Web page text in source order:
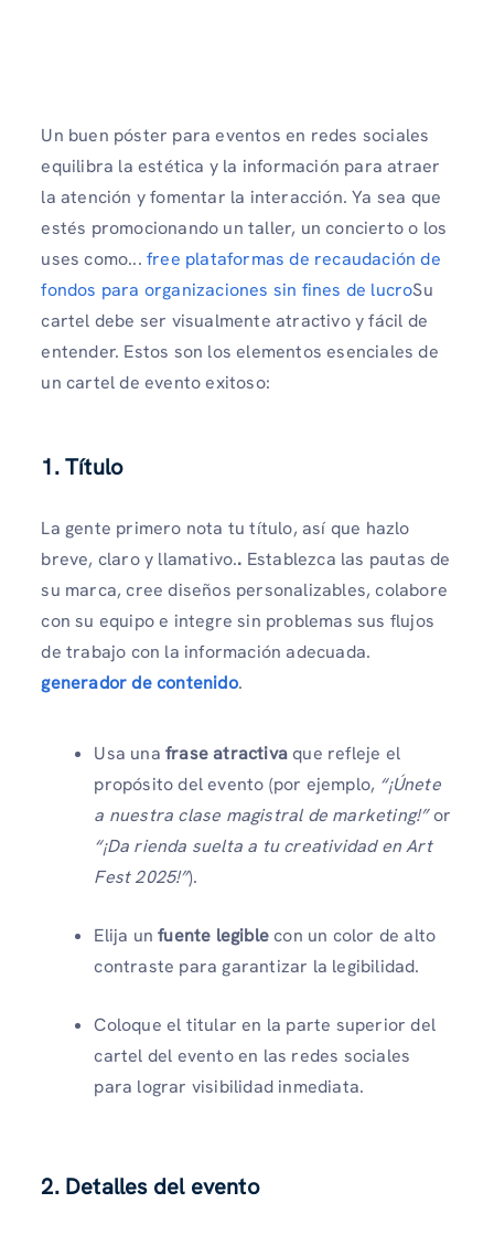
Un buen póster para eventos en redes sociales
equilibra la estética y la información para atraer
la atención y fomentar la interacción. Ya sea que
estés promocionando un taller, un concierto o los
uses como... free plataformas de recaudación de
fondos para organizaciones sin fines de lucroSu
cartel debe ser visualmente atractivo y fácil de
entender. Estos son los elementos esenciales de
un cartel de evento exitoso:
1. Título
La gente primero nota tu título, así que hazlo
breve, claro y llamativo.. Establezca las pautas de
su marca, cree diseños personalizables, colabore
con su equipo e integre sin problemas sus flujos
de trabajo con la información adecuada.
generador de contenido.
Usa una frase atractivaque refleje el
propósito del evento (por ejemplo, “¡Únete
a nuestra clase magistral de marketing!”or
“¡Da rienda suelta a tu creatividad en Art
Fest 2025!”).
Elija unfuente legiblecon un color de alto
contraste para garantizar la legibilidad.
Coloque el titular en la parte superior del
cartel del evento en las redes sociales
para lograr visibilidad inmediata.
2. Detalles del evento